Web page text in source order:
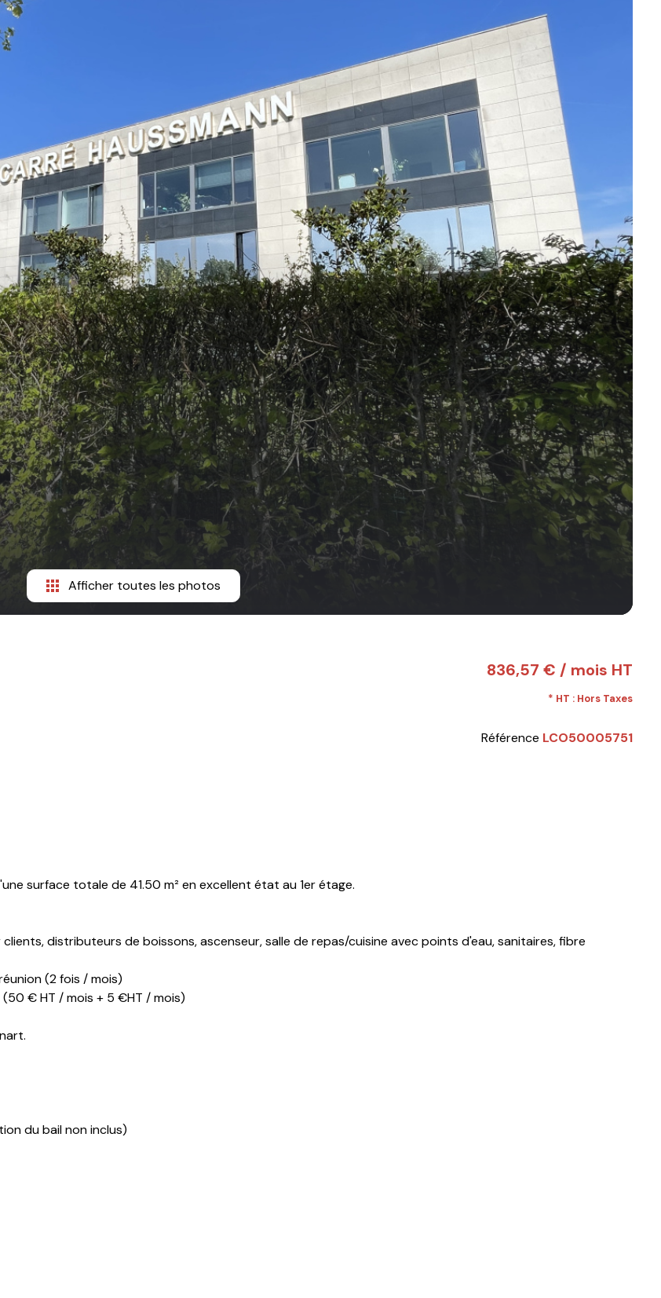
Afficher toutes les photos
836,57 € / mois HT
* HT : Hors Taxes
Référence LCO50005751
surface totale de 41.50 m² en excellent état au 1er étage.
distributeurs de boissons, ascenseur, salle de repas/cuisine avec points d'eau, sanitaires, fibre
(2 fois / mois)
€ HT / mois + 5 €HT / mois)
du bail non inclus)